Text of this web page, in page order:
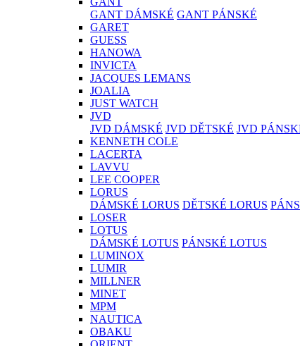
GANT DÁMSKÉ GANT PÁNSKÉ
GARET
GUESS
HANOWA
INVICTA
JACQUES LEMANS
JOALIA
JUST WATCH
JVD
JVD DÁMSKÉ JVD DĚTSKÉ JVD
KENNETH COLE
LACERTA
LAVVU
LEE COOPER
LORUS
DÁMSKÉ LORUS DĚTSKÉ LORUS
LOSER
LOTUS
DÁMSKÉ LOTUS PÁNSKÉ LOTUS
LUMINOX
LUMIR
MILLNER
MINET
MPM
NAUTICA
OBAKU